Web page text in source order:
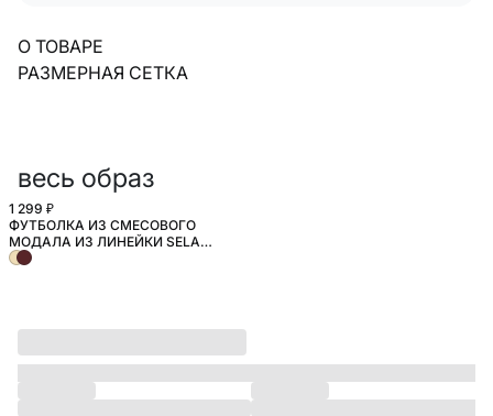
О ТОВАРЕ
РАЗМЕРНАЯ СЕТКА
весь образ
1 299 ₽
ФУТБОЛКА ИЗ СМЕСОВОГО
МОДАЛА ИЗ ЛИНЕЙКИ SELA
YOUNG